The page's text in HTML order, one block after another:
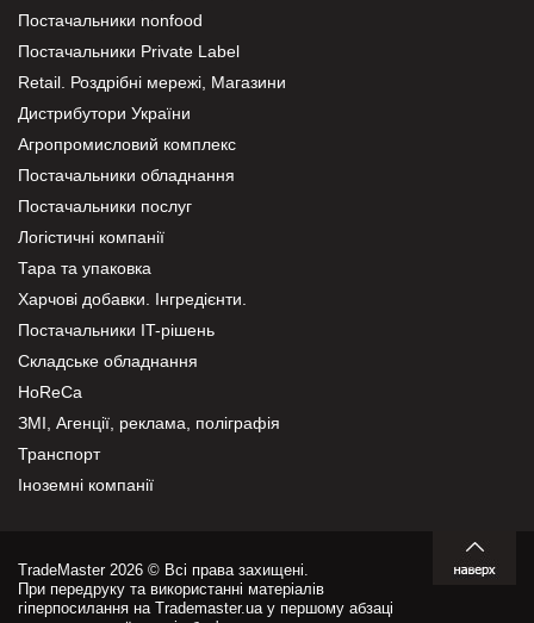
Постачальники nonfood
Постачальники Private Label
Retail. Роздрібні мережі, Магазини
Дистрибутори України
Агропромисловий комплекс
Постачальники обладнання
Постачальники послуг
Логістичні компанії
Тара та упаковка
Харчові добавки. Інгредієнти.
Постачальники IT-рішень
Складське обладнання
HoReCa
ЗМІ, Агенції, реклама, поліграфія
Транспорт
Іноземні компанії
TradeMaster 2026 © Всі права захищені.
При передруку та використанні матеріалів
гіперпосилання на Trademaster.ua у першому абзаці